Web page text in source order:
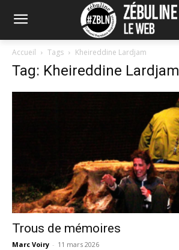
Accueil Tags Kheireddine Lardjam
Tag: Kheireddine Lardjam
Trous de mémoires
Marc Voiry - 11 mars 2026